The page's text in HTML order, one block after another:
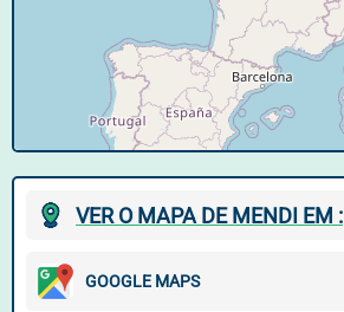
VER O MAPA DE MENDI EM :
GOOGLE MAPS